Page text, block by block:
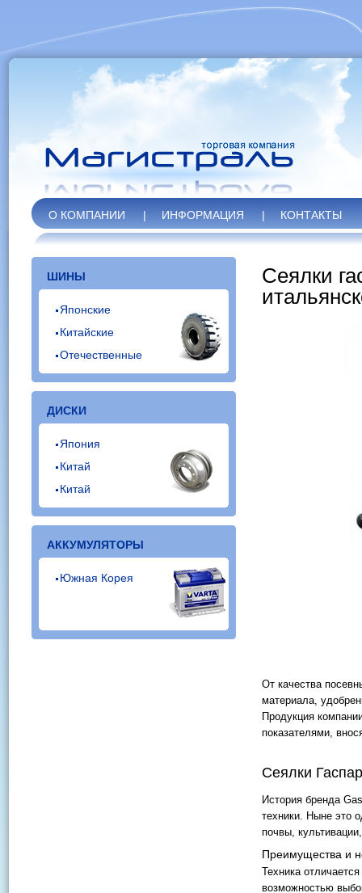
О КОМПАНИИ | ИНФОРМАЦИЯ | КОНТАКТЫ
ШИНЫ
Японские
Китайские
Отечественные
ДИСКИ
Япония
Китай
Китай
АККУМУЛЯТОРЫ
Южная Корея
Сеялки
От качества
материала,
Продукция
показателями,
Сеялки
История бренда
техники. Ныне это
почвы,
Преимущества и
Техника
возможностью